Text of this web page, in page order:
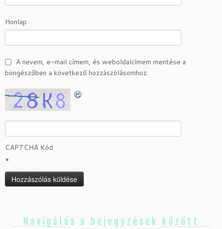
Honlap
A nevem, e-mail címem, és weboldalcímem mentése a
böngészőben a következő hozzászólásomhoz.
CAPTCHA Kód
*
Navigálás a bejegyzések között